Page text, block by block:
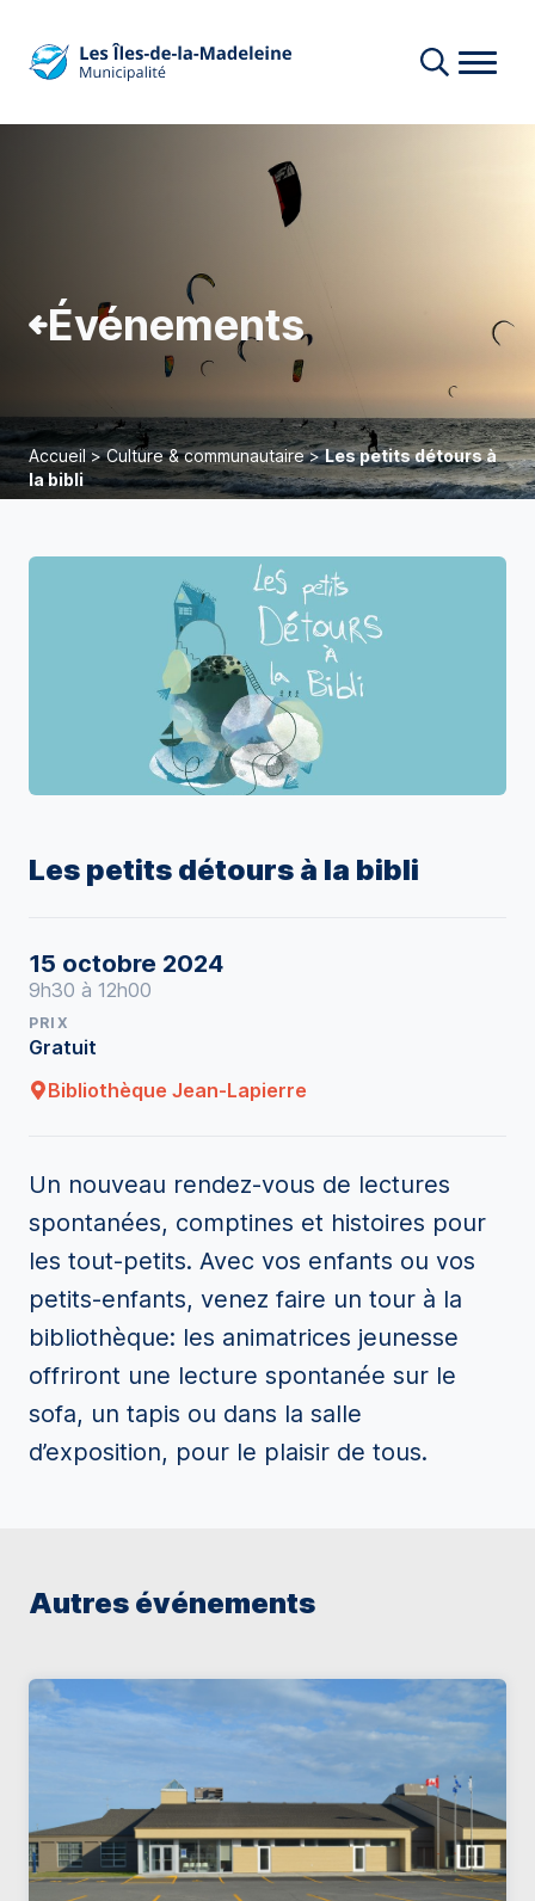
Événements
Accueil>Culture & communautaire>Les petits détours à
la bibli
Les petits détours à la bibli
15 octobre 2024
9h30 à 12h00
PRIX
Gratuit
Bibliothèque Jean-Lapierre
Un nouveau rendez-vous de lectures
spontanées, comptines et histoires pour
les tout-petits. Avec vos enfants ou vos
petits-enfants, venez faire un tour à la
bibliothèque: les animatrices jeunesse
offriront une lecture spontanée sur le
sofa, un tapis ou dans la salle
d’exposition, pour le plaisir de tous.
Autres événements